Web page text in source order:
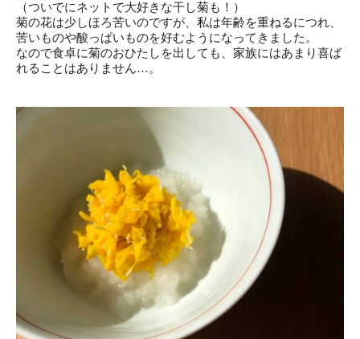
（ついでにネットで大好きな干し菊も！）
菊の花は少しほろ苦いのですが、私は年齢を重ねるにつれ、
苦いものや酸っぱいものを好むようになってきました。
なので食卓に菊のおひたしを出しても、家族にはあまり喜ば
れることはありません…。